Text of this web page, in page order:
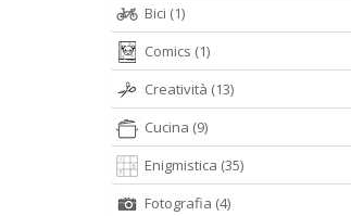
Bici (1)
Comics (1)
Creatività (13)
Cucina (9)
Enigmistica (35)
Fotografia (4)